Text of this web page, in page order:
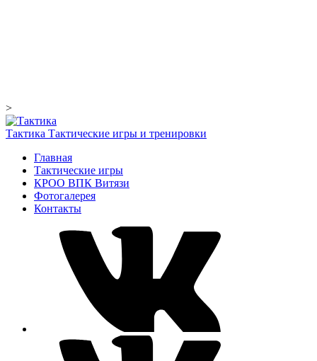
>
Тактика Тактические игры и тренировки
Главная
Тактические игры
КРОО ВПК Витязи
Фотогалерея
Контакты